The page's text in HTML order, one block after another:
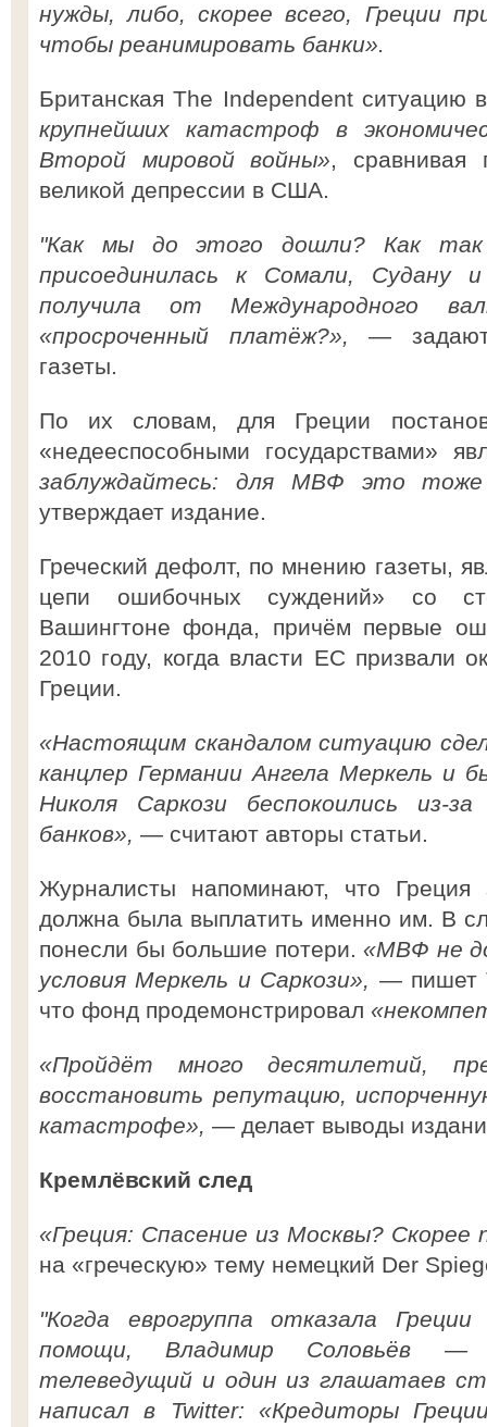
нужды, либо, скорее всего, Греции
чтобы реанимировать банки».
Британская The Independent ситуацию
крупнейших катастроф в
Второй мировой войны», сравнивая
великой депрессии в США.
"Как мы до этого дошли? Как так
присоединилась к Сомали, Судану
получила от Международного
«просроченный платёж?»,—
газеты.
По их словам, для Греции
«недееспособными государствами»
заблуждайтесь: для МВФ это
утверждает издание.
Греческий дефолт, по мнению газеты,
цепи ошибочных суждений» со
Вашингтоне фонда, причём первые
2010 году, когда власти ЕС призвали
Греции.
«Настоящим скандалом ситуацию
канцлер Германии Ангела Меркель и
Николя Саркози беспокоились из-
банков», — считают авторы статьи.
Журналисты напоминают, что Греция
должна была выплатить именно им. В
понесли бы большие потери.«МВФ не
условия Меркель и Саркози», — пишет
что фонд продемонстрировал
«Пройдёт много десятилетий,
восстановить репутацию,
катастрофе», — делает выводы
Кремлёвский след
«Греция: Спасение из Москвы? Скорее
на «греческую» тему немецкий Der
"Когда еврогруппа отказала
помощи, Владимир Соловьёв —
телеведущий и один из глашатаев
написал в Twitter: «Кредиторы